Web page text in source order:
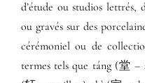
d’étude ou studios lettrés,
ou gravés sur des
cérémoniel ou de
termes tels que táng (堂